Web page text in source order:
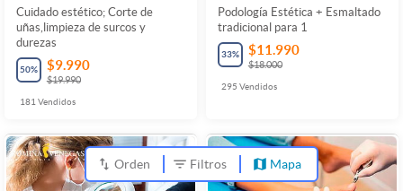
Cuidado estético; Corte de
uñas,limpieza de surcos y
durezas
50% $9.990
$19.990
181 Vendidos
Podología Estética + Esmaltado
tradicional para 1
33% $11.990
$18.000
295 Vendidos
Orden Filtros Mapa